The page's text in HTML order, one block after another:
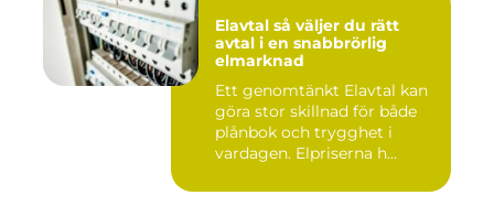
Elavtal så väljer du rätt
avtal i en snabbrörlig
elmarknad
Ett genomtänkt Elavtal kan
göra stor skillnad för både
plånbok och trygghet i
vardagen. Elpriserna h...